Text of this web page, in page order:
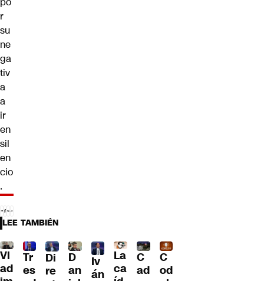
r
su
ne
ga
tiv
a
a
ir
en
sil
en
cio
.
LEE TAMBIÉN
Vl
ad
Tr
es
Di
re
D
an
Iv
án
La
ca
C
ad
C
od